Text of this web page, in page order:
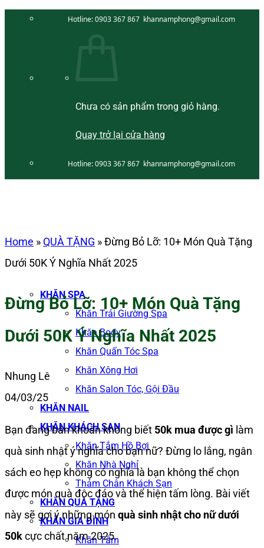
Hotline:0903 367 867 khannamphong@gmail.com
Chưa có sản phẩm trong giỏ hàng.
Quay trở lại cửa hàng
Hotline:0903 367 867 khannamphong@gmail.com
KHĂN SPA
Khăn Trải Giường Spa
Khăn Body
Khăn Quấn Tóc Spa
Khăn Xông Hơi
Khăn Salon Tóc, Gội Đầu
KHĂN NAIL
KHĂN KHÁCH SẠN
Khăn Tắm Hồ Bơi
Khăn Nhà Nghỉ
Thảm Chân Khách Sạn
KHĂN QUÀ TẶNG
KHĂN GIA ĐÌNH
Khăn Tắm
Home » QUÀ TẶNG »Đừng Bỏ Lỡ: 10+ Món Quà Tặng
Dưới 50K Ý Nghĩa Nhất 2025
Đừng Bỏ Lỡ: 10+ Món Quà Tặng
Dưới 50K Ý Nghĩa Nhất 2025
Nhung Lê
04/03/25
Bạn đang băn khoăn không biết 50k mua được gì làm
quà sinh nhật ý nghĩa cho bạn nữ? Đừng lo lắng, ngân
sách eo hẹp không có nghĩa là bạn không thể chọn
được món quà độc đáo và thể hiện tấm lòng. Bài viết
này sẽ gợi ý những món quà sinh nhật cho nữ dưới
50kcực chất năm 2025.